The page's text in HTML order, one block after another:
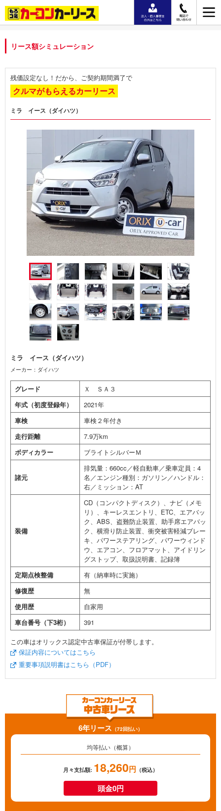
リース額シミュレーション
残価設定なし！だから、ご契約期間満了で
クルマがもらえるカーリース
ミラ イース（ダイハツ）
ミラ イース（ダイハツ）
メーカー：ダイハツ
グレード
Ｘ ＳＡ３
年式（初度登録年）
2021年
車検
車検２年付き
走行距離
7.9万km
ボディカラー
ブライトシルバーＭ
諸元
排気量：660cc／軽自動車／乗車定員：4
名／エンジン種別：ガソリン／ハンドル：
右／ミッション：AT
装備
CD（コンパクトディスク）、ナビ（メモ
リ）、キーレスエントリ、ETC、エアバッ
ク、ABS、盗難防止装置、助手席エアバッ
ク、横滑り防止装置、衝突被害軽減ブレー
キ、パワーステアリング、パワーウィンド
ウ、エアコン、フロアマット、アイドリン
グストップ、取扱説明書、記録簿
定期点検整備
有（納車時に実施）
修復歴
無
使用歴
自家用
車台番号（下3桁）
391
この車はオリックス認定中古車保証が付帯します。
保証内容についてはこちら
重要事項説明書はこちら（PDF）
6年リース （72回払い）
均等払い（概算）
月々支払額: 18,260円 （税込）
頭金0円